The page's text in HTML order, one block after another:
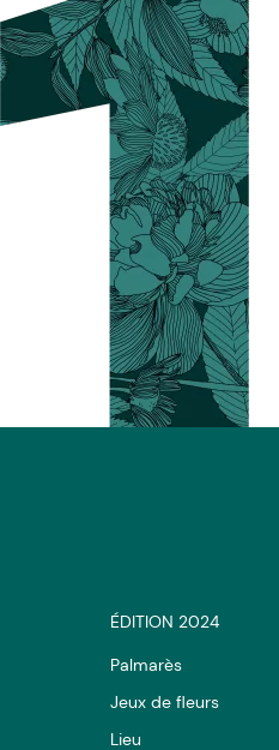
ÉDITION 2024
Palmarès
Jeux de fleurs
Lieu